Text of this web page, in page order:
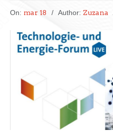
On: mar 18 Author: Zuzana